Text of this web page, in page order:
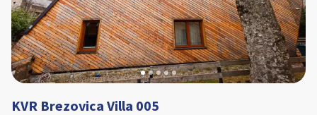
KVR Brezovica Villa 005